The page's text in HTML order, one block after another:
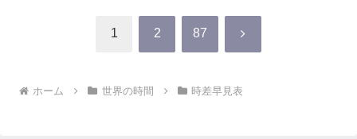
1 2 87 次
ホーム 世界の時間 時差早見表